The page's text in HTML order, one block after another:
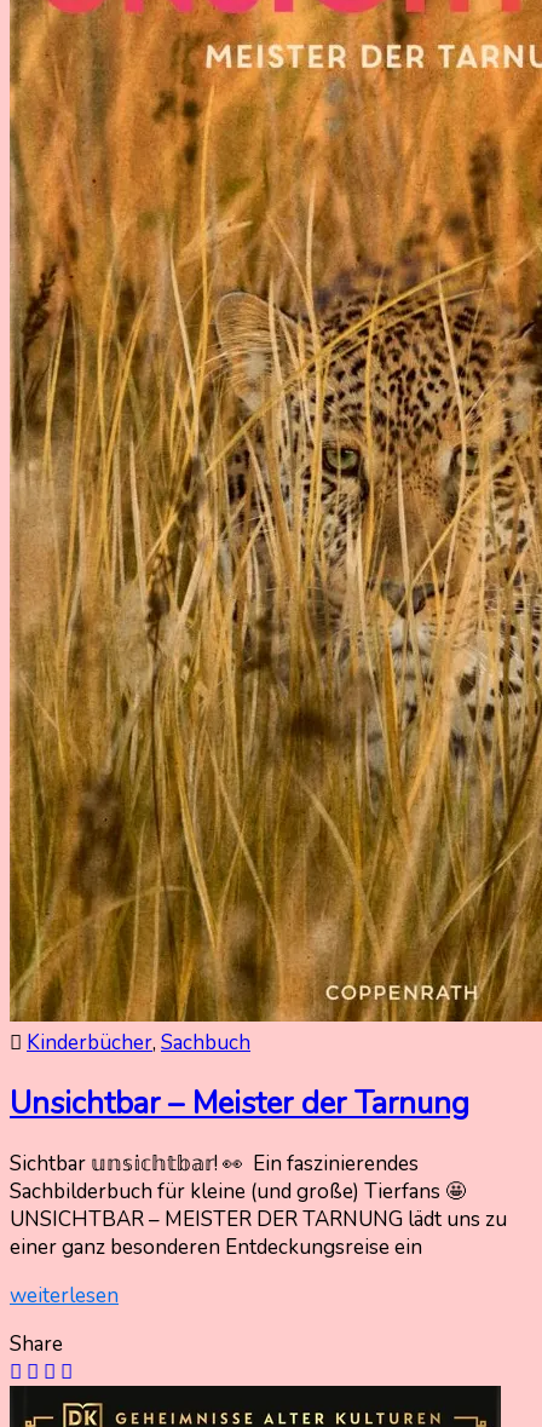
Kinderbücher, Sachbuch
Unsichtbar – Meister der Tarnung
20.
März
202620.
2026
Nadine
Kammer
Sichtbar 𝕦𝕟𝕤𝕚𝕔𝕙𝕥𝕓𝕒𝕣! 👀 Ein faszinierendes
Sachbilderbuch für kleine (und große) Tierfans 🤩
UNSICHTBAR – MEISTER DER TARNUNG lädt uns zu
einer ganz besonderen Entdeckungsreise ein
weiterlesen
Share